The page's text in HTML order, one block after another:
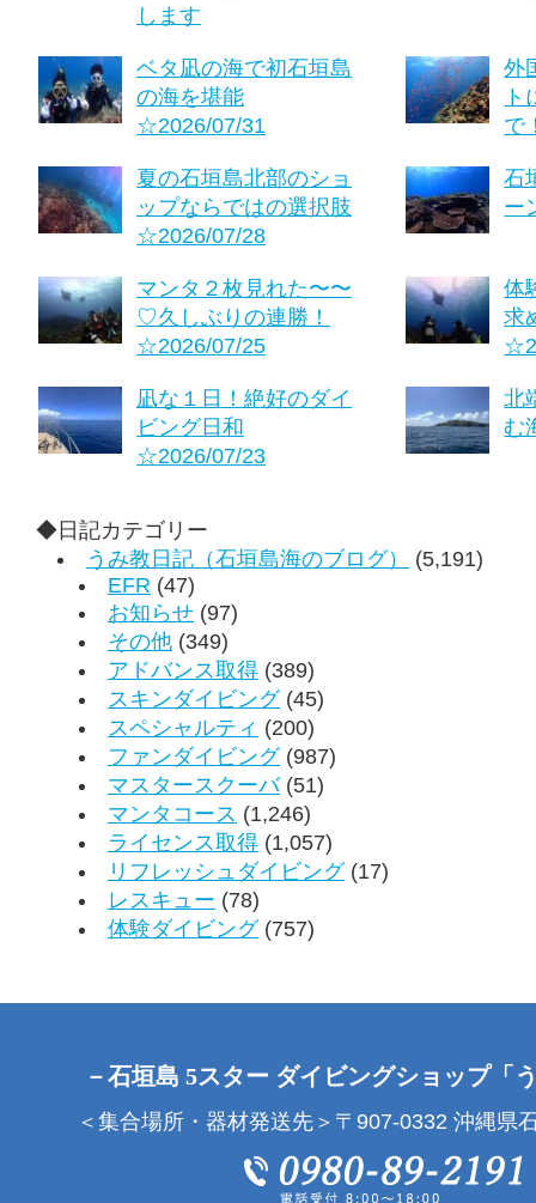
します
ベタ凪の海で初石垣島
の海を堪能
☆2026/07/31
外
ト
で
夏の石垣島北部のショ
ップならではの選択肢
☆2026/07/28
石
ー
マンタ２枚見れた〜〜
♡久しぶりの連勝！
☆2026/07/25
体
求
凪な１日！絶好のダイ
ビング日和
☆2026/07/23
北
む
◆日記カテゴリー
うみ教日記（石垣島海のブログ）
(5,191)
EFR (47)
お知らせ (97)
その他 (349)
アドバンス取得 (389)
スキンダイビング(45)
スペシャルティ (200)
ファンダイビング(987)
マスタースクーバ(51)
マンタコース (1,246)
ライセンス取得 (1,057)
リフレッシュダイビング(17)
レスキュー (78)
体験ダイビング(757)
－石垣島 5スター ダイビングショップ「
＜集合場所・器材発送先＞〒907-0332 沖縄県